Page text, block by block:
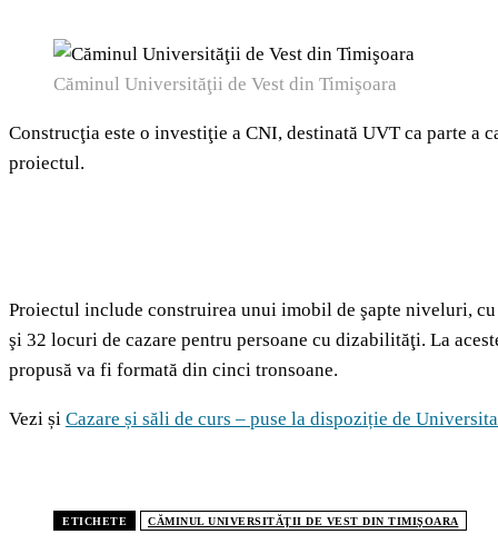
Căminul Universităţii de Vest din Timişoara
Construcţia este o investiţie a CNI, destinată UVT ca parte a
proiectul.
Proiectul include construirea unui imobil de şapte niveluri,
şi 32 locuri de cazare pentru persoane cu dizabilităţi. La
propusă va fi formată din cinci tronsoane.
Vezi și Cazare și săli de curs – puse la dispoziție de
ETICHETE CĂMINUL UNIVERSITĂŢII DE VEST DIN TIMIŞOARA